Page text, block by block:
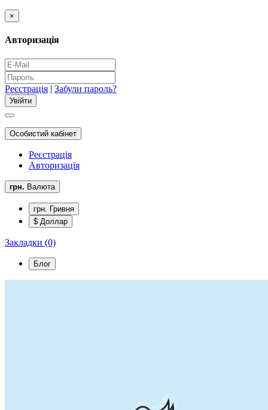
×
Авторизація
Реєстрація | Забули пароль?
Особистий кабінет
Реєстрація
Авторизація
грн. Валюта
грн. Гривня
$ Доллар
Закладки (0)
Блог